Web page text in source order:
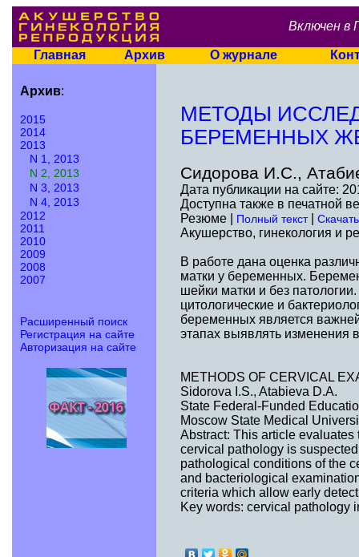
Включен в
Главная Архив О журнале
Архив:
2015
2014
2013
N 1, 2013
N 2, 2013
N 3, 2013
N 4, 2013
2012
2011
2010
2009
2008
2007
Расширенный поиск
Регистрация на сайте
Авторизация на сайте
МЕТОДЫ
БЕРЕМЕННЫХ
Сидорова И.С.,
Дата публикации на сайте:
Доступна также в печатной
Резюме | Полный текст|
Акушерство, гинекология и
В работе дана оценка
матки у беременных.
шейки матки и без
цитологические и
беременных является
этапах выявлять изменения
METHODS OF CERVICAL
Sidorova I.S., Atabieva D.A.
State Federal-Funded
Moscow State Medical
Abstract: This article
cervical pathology is
pathological conditions of the
and bacteriological
criteria which allow early
Key words: cervical pathology